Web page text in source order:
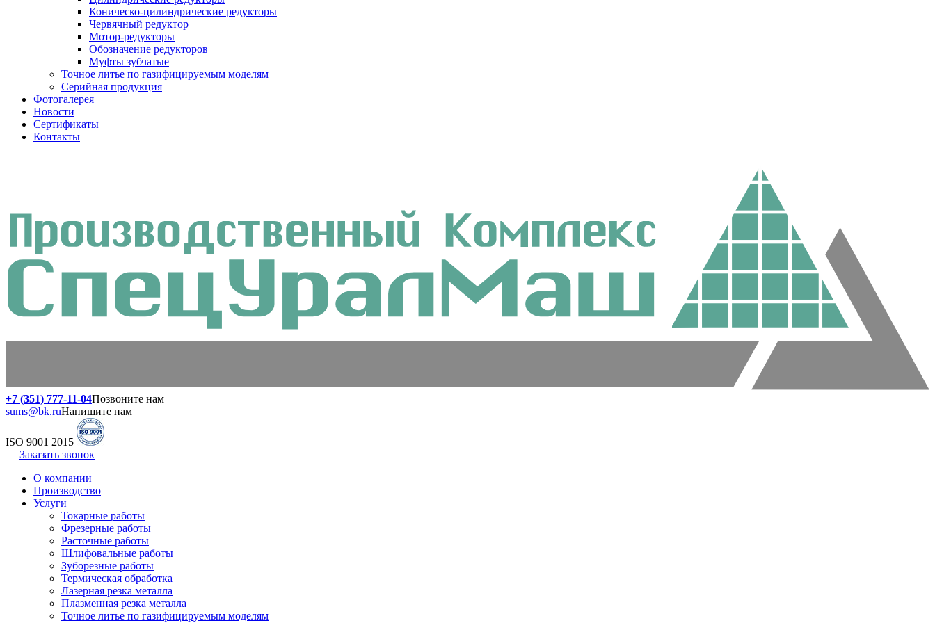
Коническо-цилиндрические редукторы
Червячный редуктор
Мотор-редукторы
Обозначение редукторов
Муфты зубчатые
Точное литье по газифицируемым моделям
Серийная продукция
Фотогалерея
Новости
Сертификаты
Контакты
+7 (351) 777-11-04Позвоните нам
sums@bk.ruНапишите нам
ISO 9001 2015
Заказать звонок
О компании
Производство
Услуги
Токарные работы
Фрезерные работы
Расточные работы
Шлифовальные работы
Зуборезные работы
Термическая обработка
Лазерная резка металла
Плазменная резка металла
Точное литье по газифицируемым моделям